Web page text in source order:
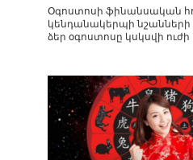
Օգոստոսի ֆինանսական
կենդանակերպի նշանների
ձեր օգոստոսը կսկսվի ուժի